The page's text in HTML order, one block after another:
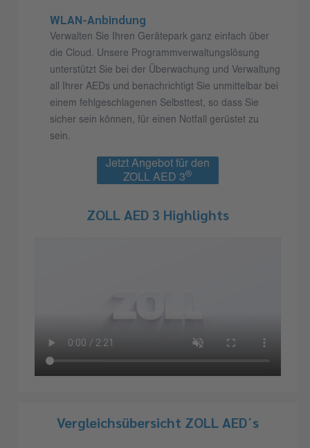
WLAN-Anbindung
Verwalten Sie Ihren Gerätepark ganz einfach über
die Cloud. Unsere Programmverwaltungslösung
unterstützt Sie bei der Überwachung und Verwaltung
all Ihrer AEDs und benachrichtigt Sie unmittelbar bei
einem fehlgeschlagenen Selbsttest, so dass Sie
sicher sein können, für einen Notfall gerüstet zu
sein.
Jetzt Angebot für den
ZOLL AED 3®
ZOLL AED 3 Highlights
Vergleichsübersicht ZOLL AED´s